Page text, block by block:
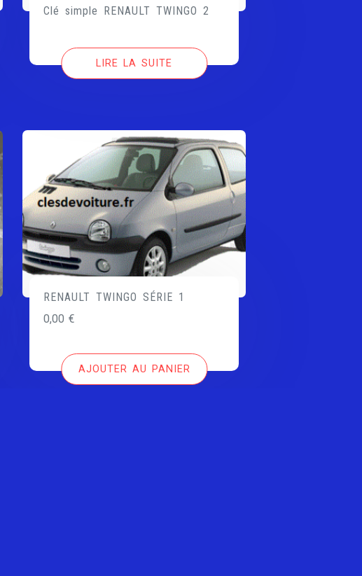
Clé simple RENAULT TWINGO 2
LIRE LA SUITE
RENAULT TWINGO SÉRIE 1
0,00€
AJOUTER AU PANIER